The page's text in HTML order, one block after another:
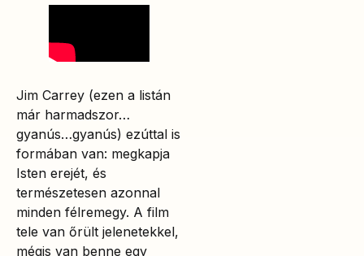
Jim Carrey (ezen a listán
már harmadszor…
gyanús…gyanús) ezúttal is
formában van: megkapja
Isten erejét, és
természetesen azonnal
minden félremegy. A film
tele van őrült jelenetekkel,
mégis van benne egy